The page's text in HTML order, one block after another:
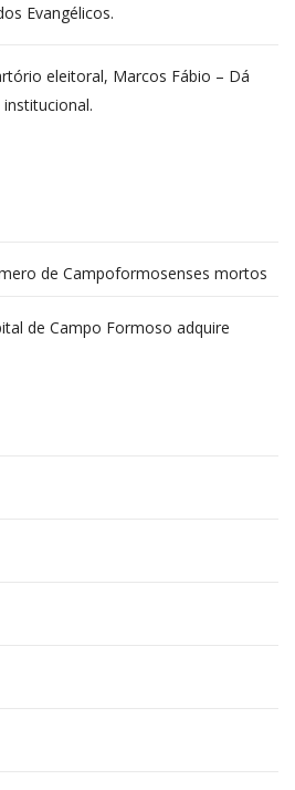
Evangélicos.
eleitoral, Marcos Fábio – Dá
de Campoformosenses mortos
morreram em desabamentos são
de Campo Formoso adquire